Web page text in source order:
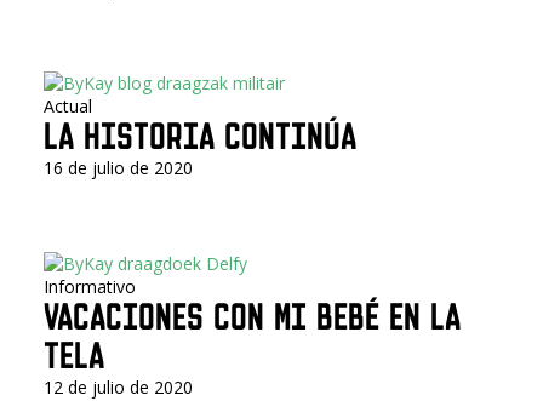
Actual
LA HISTORIA CONTINÚA
16 de julio de 2020
Informativo
VACACIONES CON MI BEBÉ EN LA
TELA
12 de julio de 2020